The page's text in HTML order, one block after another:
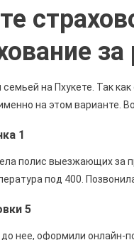
на Пхукете. Так
на этом варианте.
1
полис выезжающих за
под 400.
5
нее, оформили